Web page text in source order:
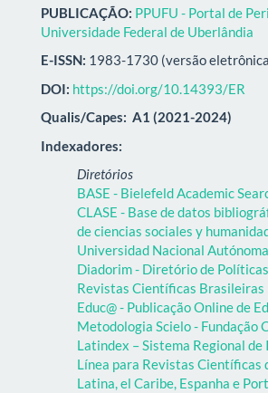
PUBLICAÇÃO: PPUFU - Portal de
Universidade Federal de Uberlândia
E-ISSN: 1983-1730 (versão
DOI: https://doi.org/10.14393/ER
Qualis/Capes: A1 (2021-2024)
Indexadores:
Diretórios
BASE - Bielefeld Academic
CLASE - Base de datos
de ciencias sociales y
Universidad Nacional
Diadorim - Diretório de
Revistas Científicas Brasileiras
Educ@ - Publicação Online de
Metodologia Scielo - Fundação
Latindex – Sistema Regional
Línea para Revistas Científicas
Latina, el Caribe, Espanha e